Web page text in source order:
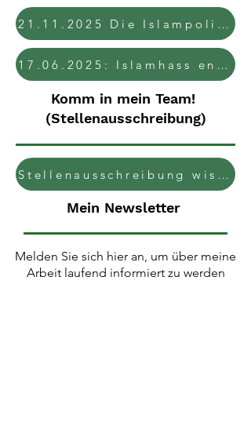
21.11.2025 Die Islampolitik der Bundesregierung bedeutet Rückschritt und verfehlt ihr erklärtes Ziel
17.06.2025: Islamhass entschieden bekämpfen
Komm in mein Team!
(Stellenausschreibung)
Stellenausschreibung wissenschaftliche*r Mitarbeiter*in
Mein Newsletter
Melden Sie sich hier an, um über meine
Arbeit laufend informiert zu werden